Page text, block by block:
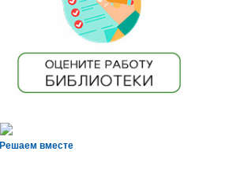
Решаем вместе